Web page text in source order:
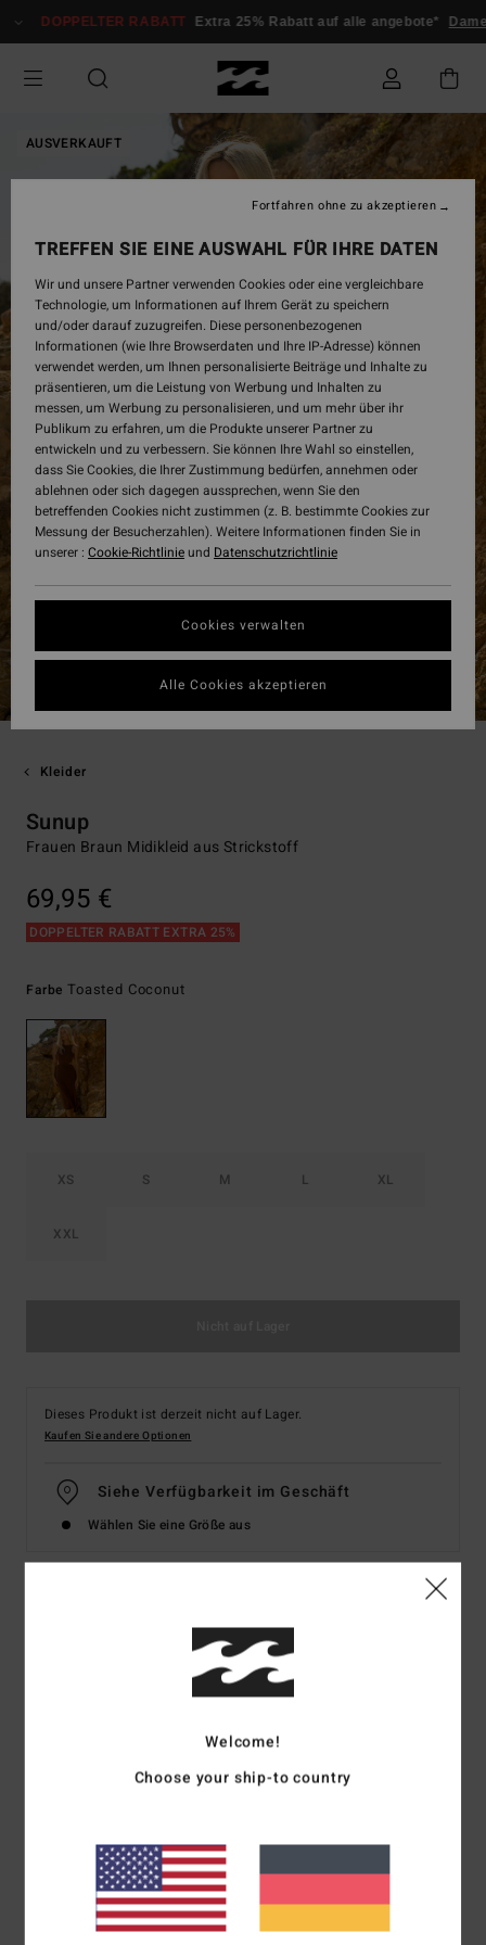
zur
springen
DOPPELTER RABATT Extra 25% Rabatt auf alle angebote* Damen
AUSVERKAUFT
Kleider
Sunup
Frauen Braun Midikleid aus Strickstoff
69,95 €
DOPPELTER RABATT EXTRA 25%
FarbeToasted Coconut
XS S M L XL
XXL
Dieses Produkt ist derzeit nicht auf Lager.
Kaufen Sie andere Optionen
Siehe Verfügbarkeit im Geschäft
Wählen Sie eine Größe aus
Details & Funktionen
Frauen Braun Midikleid aus Strickstoff
Rundhalsausschnitt
Ärmel:Ärmellos
Logo:Metall-Logo
Welcome!
Choose your ship-to country
TREFFEN SIE EINE AUSWAHL FÜR IHRE DATEN
Wir und unsere Partner verwenden Cookies oder eine vergleichbare
Technologie, um Informationen auf Ihrem Gerät zu speichern
und/oder darauf zuzugreifen. Diese personenbezogenen
Informationen (wie Ihre Browserdaten und Ihre IP-Adresse) können
verwendet werden, um Ihnen personalisierte Beiträge und Inhalte zu
präsentieren, um die Leistung von Werbung und Inhalten zu
messen, um Werbung zu personalisieren, und um mehr über ihr
Publikum zu erfahren, um die Produkte unserer Partner zu
entwickeln und zu verbessern. Sie können Ihre Wahl so einstellen,
dass Sie Cookies, die Ihrer Zustimmung bedürfen, annehmen oder
ablehnen oder sich dagegen aussprechen, wenn Sie den
betreffenden Cookies nicht zustimmen (z. B. bestimmte Cookies zur
Messung der Besucherzahlen). Weitere Informationen finden Sie in
unserer : Cookie-Richtlinieund Datenschutzrichtlinie
Cookies verwalten
Fortfahren ohne zu akzeptieren
Alle Cookies akzeptieren